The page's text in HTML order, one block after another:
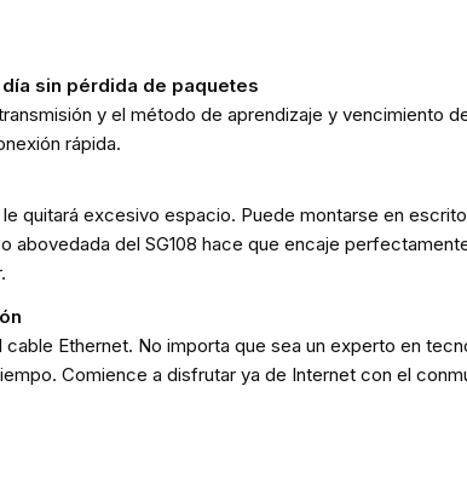
sin pérdida de paquetes
y el método de aprendizaje y vencimiento
rápida.
quitará excesivo espacio. Puede montarse en
del SG108 hace que encaje
Ethernet. No importa que sea un experto en
Comience a disfrutar ya de Internet con el